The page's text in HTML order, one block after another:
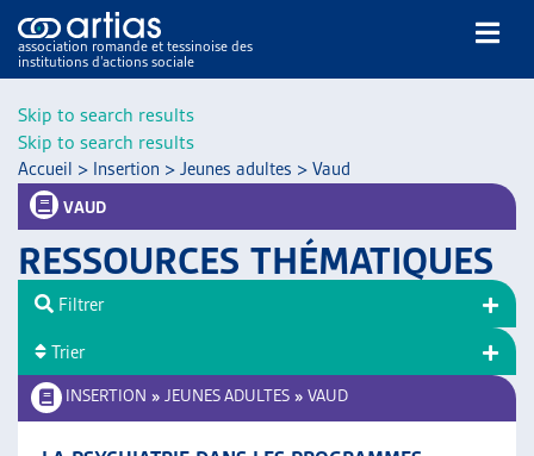
Skip to search results
Skip to search results
association romande et tessinoise des
institutions d’actions sociale
NOS PUBLICATIONS
DOSSIERS DU MOIS
VEILLE
RESSOURCES
Accueil > Insertion > Jeunes adultes > Vaud
VAUD
RESSOURCES THÉMATIQUES
INSERTION » JEUNES ADULTES » VAUD
Filtrer
Trier